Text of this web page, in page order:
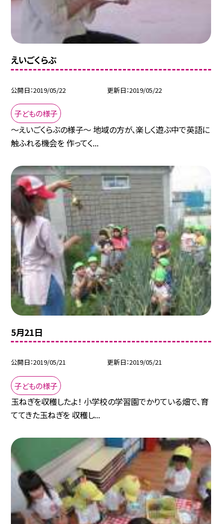
えいごくらぶ
公開日 2019/05/22 更新日 2019/05/22
子どもの様子
〜えいごくらぶの様子〜 地域の方が、楽しく遊ぶ中で英語に
触ふれる機会を 作ってく...
5月21日
公開日 2019/05/21 更新日 2019/05/21
子どもの様子
玉ねぎを収穫したよ！ 小学校の学習園でかりている畑で、育
ててきた玉ねぎを 収穫し...